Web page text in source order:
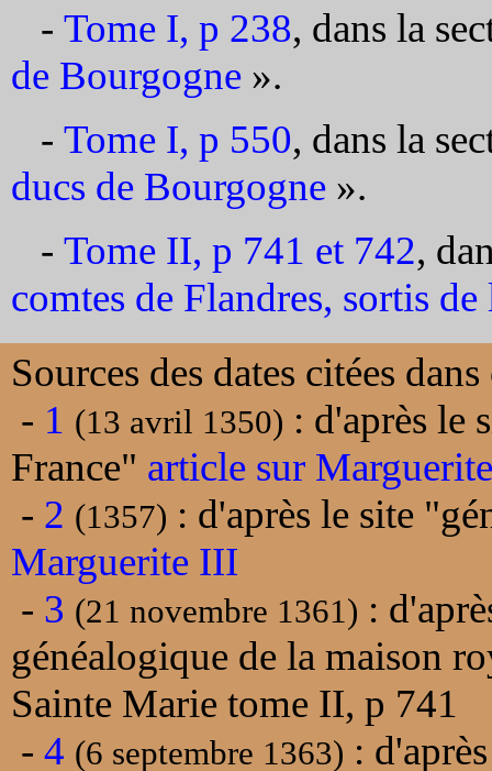
- Tome I, p 238, dans la
de Bourgogne ».
- Tome I, p 550, dans la
ducs de Bourgogne ».
- Tome II, p 741 et 742,
comtes de Flandres, sortis
Sources des dates citées
- 1 (13 avril 1350) : d'après le
France" article sur
- 2 (1357) : d'après le site
Marguerite III
- 3 (21 novembre 1361) :
généalogique de la maison
Sainte Marie tome II, p 741
- 4 (6 septembre 1363) :